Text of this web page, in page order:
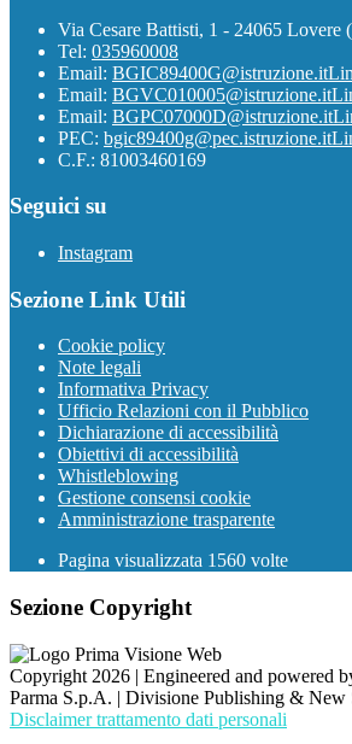
Via Cesare Battisti, 1 - 24065 Lovere
Tel: 035960008
Email: BGIC89400G@istruzione.it
Email: BGVC010005@istruzione.it
Email: BGPC07000D@istruzione.it
PEC: bgic89400g@pec.istruzione.it
C.F.: 81003460169
Seguici su
Instagram
Sezione Link Utili
Cookie policy
Note legali
Informativa Privacy
Ufficio Relazioni con il Pubblico
Dichiarazione di accessibilità
Obiettivi di accessibilità
Whistleblowing
Gestione consensi cookie
Amministrazione trasparente
Pagina visualizzata 1560 volte
Sezione Copyright
Copyright 2026 | Engineered and powered
Parma S.p.A. | Divisione Publishing & New
Disclaimer trattamento dati personali